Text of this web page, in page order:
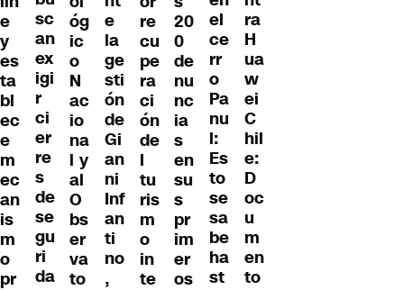
e
y
es
ta
bl
ec
e
m
ec
an
is
m
o
pr
sc
an
ex
igi
r
ci
er
re
s
de
se
gu
ri
da
óg
ic
o
N
ac
io
na
l y
al
O
bs
er
va
to
e
la
ge
sti
ón
de
Gi
an
ni
Inf
an
ti
no
,
re
cu
pe
ra
ci
ón
de
l
tu
ris
m
o
in
te
20
0
de
nu
nc
ia
s
en
su
s
pr
im
er
os
el
ce
rr
o
Pa
nu
l:
Es
to
se
sa
be
ha
st
ra
H
ua
w
ei
C
hil
e:
D
oc
u
m
en
to